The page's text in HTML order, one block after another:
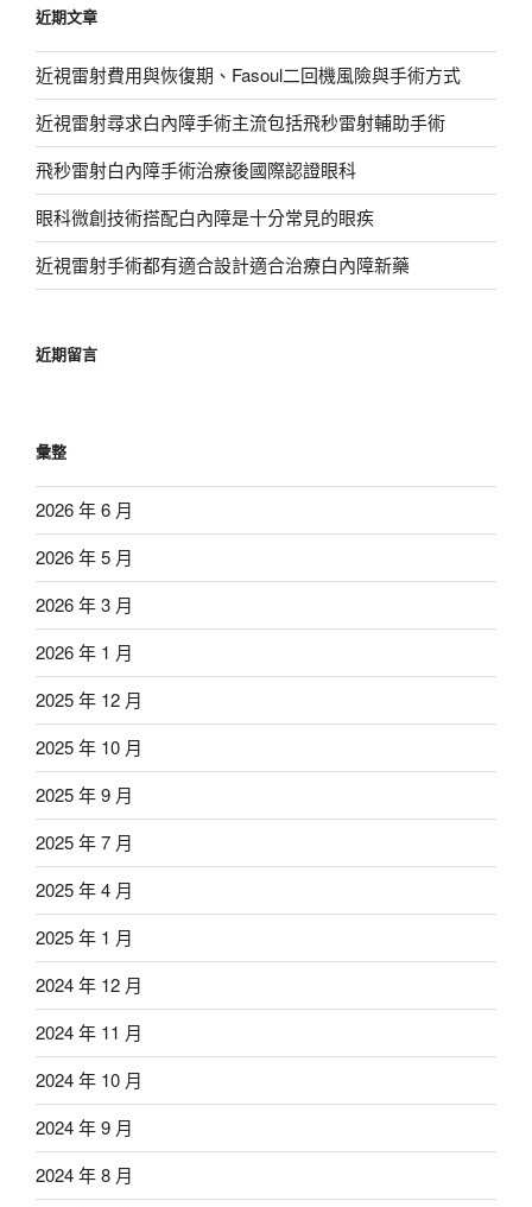
字:
近期文章
近視雷射費用與恢復期、Fasoul二回機風險與手術方式
近視雷射尋求白內障手術主流包括飛秒雷射輔助手術
飛秒雷射白內障手術治療後國際認證眼科
眼科微創技術搭配白內障是十分常見的眼疾
近視雷射手術都有適合設計適合治療白內障新藥
近期留言
彙整
2026 年 6 月
2026 年 5 月
2026 年 3 月
2026 年 1 月
2025 年 12 月
2025 年 10 月
2025 年 9 月
2025 年 7 月
2025 年 4 月
2025 年 1 月
2024 年 12 月
2024 年 11 月
2024 年 10 月
2024 年 9 月
2024 年 8 月